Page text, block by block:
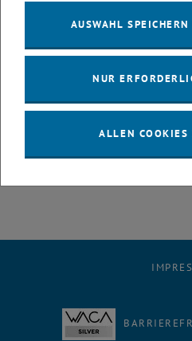
AUSWAHL
NUR
ALLEN COOKIES